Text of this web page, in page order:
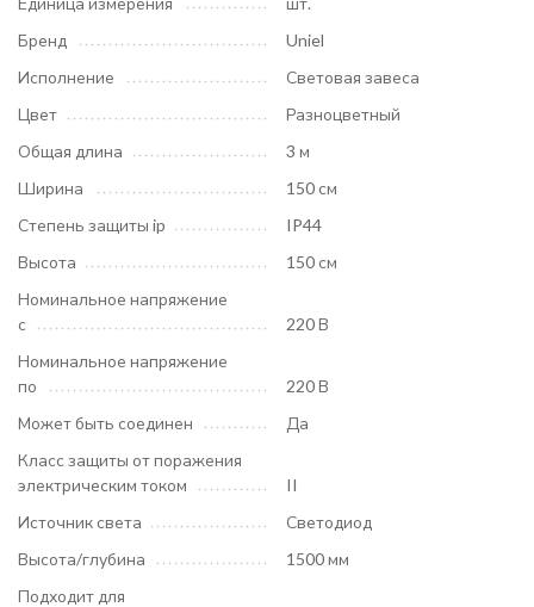
Бренд
Uniel
Исполнение
Световая завеса
Цвет
Разноцветный
Общая длина
3 м
Ширина
150 см
Степень защиты ip
IP44
Высота
150 см
Номинальное напряжение
с
220 В
Номинальное напряжение
по
220 В
Может быть соединен
Да
Класс защиты от поражения
электрическим током
II
Источник света
Светодиод
Высота/глубина
1500 мм
Подходит для